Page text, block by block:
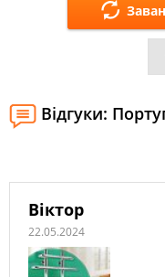
Відгуки:
Віктор
22.05.2024